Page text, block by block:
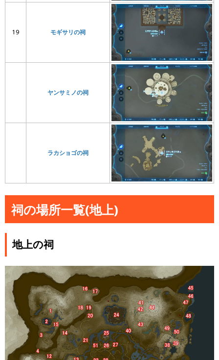
19 モギサリの祠
ヤンサミノの祠
ラカショゴの祠
祠の場所一覧(地上)
地上の祠